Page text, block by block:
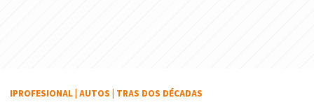
IPROFESIONAL AUTOS TRAS DOS DÉCADAS